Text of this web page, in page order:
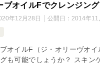
ブオイルFでクレンジング
年12月28日 公開日： 2014年11
オイルF（ジ・オリーヴオ
も可能でしょうか？ スキン